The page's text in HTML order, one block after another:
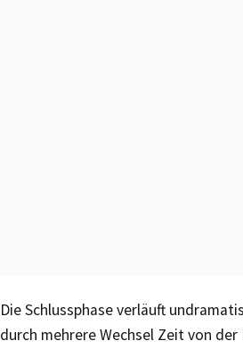
Die Schlussphase verläuft
durch mehrere Wechsel Zeit von